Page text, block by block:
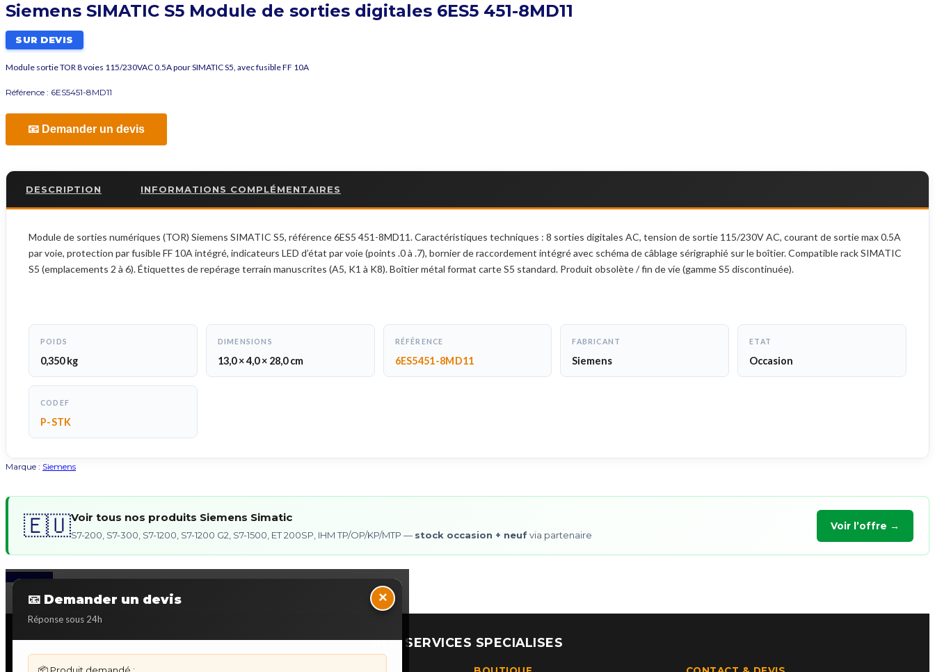
Siemens SIMATIC S5 Module de sorties digitales 6ES5 451-8MD11
SUR DEVIS
Module sortie TOR 8 voies 115/230VAC 0.5A pour SIMATIC S5, avec fusible FF 10A
Référence : 6ES5451-8MD11
📧 Demander un devis
DESCRIPTION INFORMATIONS COMPLÉMENTAIRES
Module de sorties numériques (TOR) Siemens SIMATIC S5, référence 6ES5 451-8MD11. Caractéristiques techniques : 8 sorties digitales AC, tension de sortie 115/230V AC, courant de sortie max 0.5A
par voie, protection par fusible FF 10A intégré, indicateurs LED d’état par voie (points .0 à .7), bornier de raccordement intégré avec schéma de câblage sérigraphié sur le boîtier. Compatible rack SIMATIC
S5 (emplacements 2 à 6). Étiquettes de repérage terrain manuscrites (A5, K1 à K8). Boîtier métal format carte S5 standard. Produit obsolète / fin de vie (gamme S5 discontinuée).
POIDS
0,350 kg
DIMENSIONS
13,0 × 4,0 × 28,0 cm
RÉFÉRENCE
6ES5451-8MD11
FABRICANT
Siemens
ETAT
Occasion
CODEF
P-STK
Marque : Siemens
🇪🇺Voir tous nos produits Siemens Simatic
S7-200, S7-300, S7-1200, S7-1200 G2, S7-1500, ET 200SP, IHM TP/OP/KP/MTP — stock occasion + neufvia partenaire
Voir l’offre →
📧 Demander un devis
Réponse sous 24h
×
Back to Top
NOS SERVICES SPECIALISES